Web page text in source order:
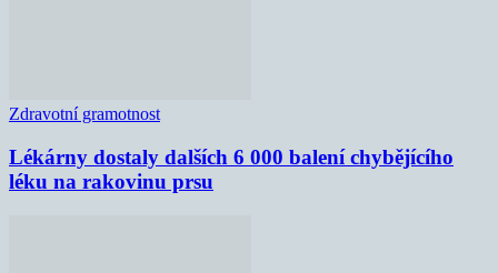
Zdravotní gramotnost
Lékárny dostaly dalších 6 000 balení chybějícího
léku na rakovinu prsu